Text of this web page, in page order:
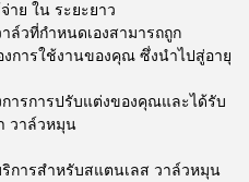
าย ใน ระยะยาว
ล์วที่กําหนดเองสามารถถูก
การใช้งานของคุณ ซึ่งนําไปสู่อายุ
ารการปรับแต่งของคุณและได้รับ
วาล์วหมุน
การสําหรับสแตนเลส วาล์วหมุน